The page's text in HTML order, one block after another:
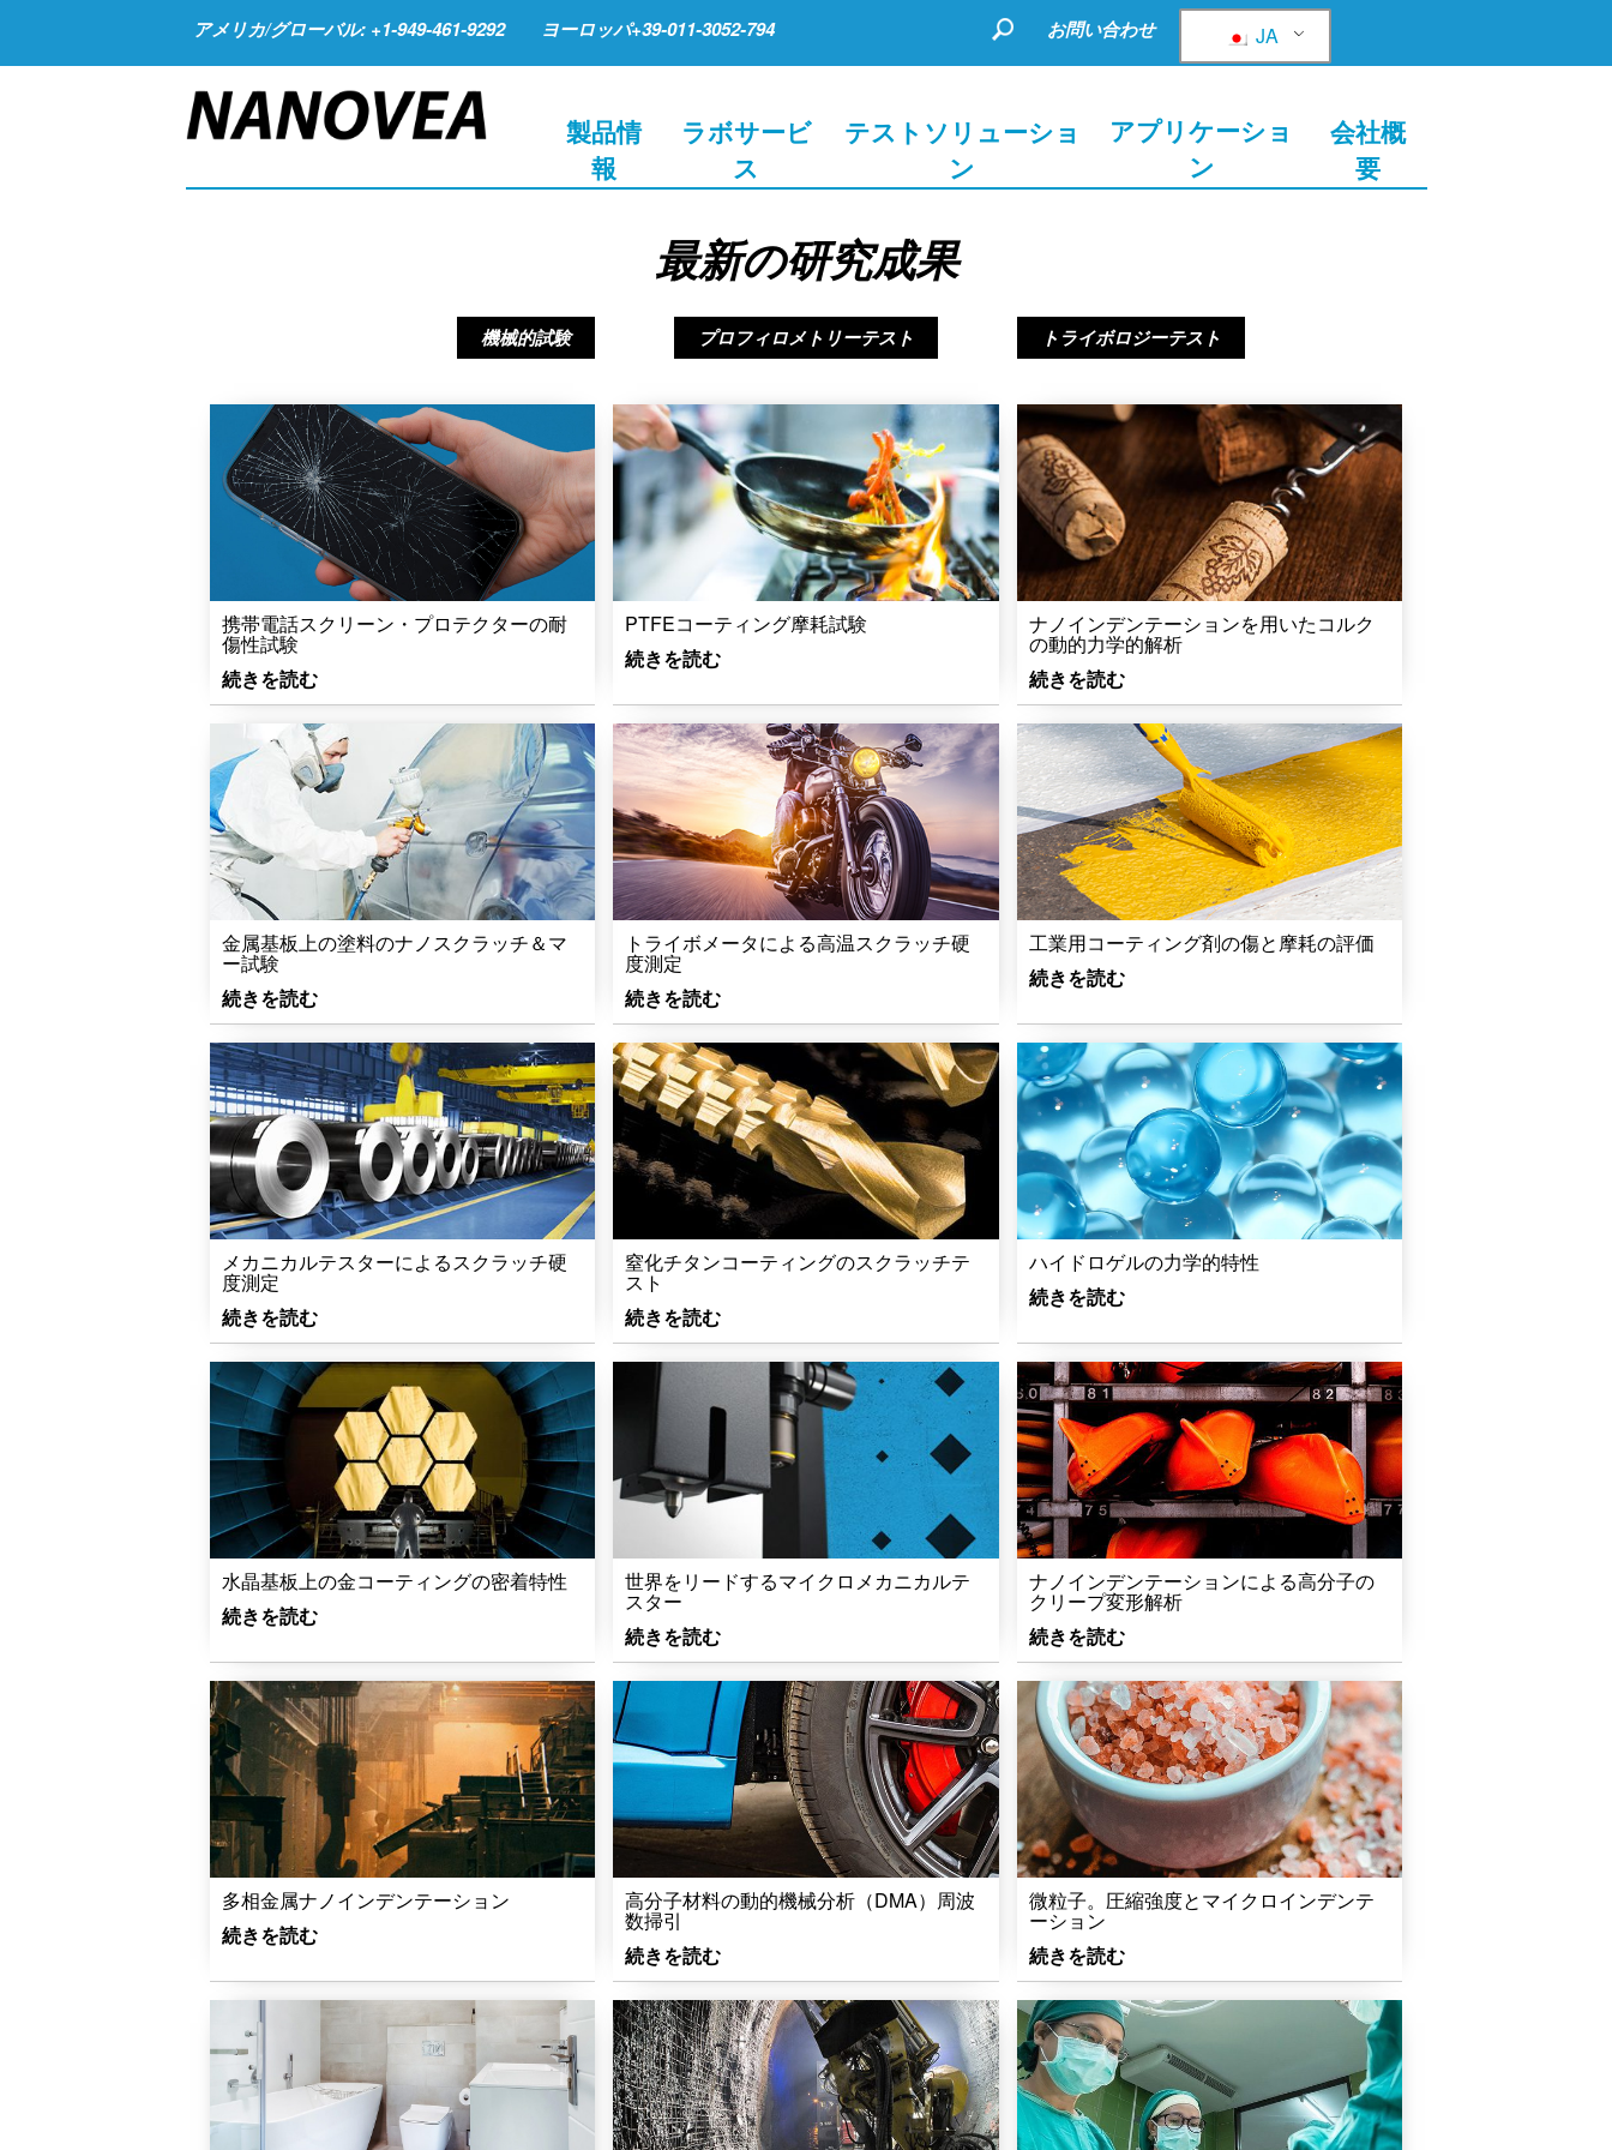
アメリカ/グローバル: +1-949-461-9292 ヨーロッパ+39-011-3052-794 JA
お問い合わせ
製品情
報
ラボサービ
ス
テストソリューショ
ン
アプリケーショ
ン
会社概
要
最新の研究成果
機械的試験 プロフィロメトリーテスト トライボロジーテスト
携帯電話スクリーン・プロテクターの耐
傷性試験
続きを読む
PTFEコーティング摩耗試験
続きを読む
ナノインデンテーションを用いたコルク
の動的力学的解析
続きを読む
金属基板上の塗料のナノスクラッチ＆マ
ー試験
続きを読む
トライボメータによる高温スクラッチ硬
度測定
続きを読む
工業用コーティング剤の傷と摩耗の評価
続きを読む
メカニカルテスターによるスクラッチ硬
度測定
続きを読む
窒化チタンコーティングのスクラッチテ
スト
続きを読む
ハイドロゲルの力学的特性
続きを読む
水晶基板上の金コーティングの密着特性
続きを読む
世界をリードするマイクロメカニカルテ
スター
続きを読む
ナノインデンテーションによる高分子の
クリープ変形解析
続きを読む
多相金属ナノインデンテーション
続きを読む
高分子材料の動的機械分析（DMA）周波
数掃引
続きを読む
微粒子。圧縮強度とマイクロインデンテ
ーション
続きを読む